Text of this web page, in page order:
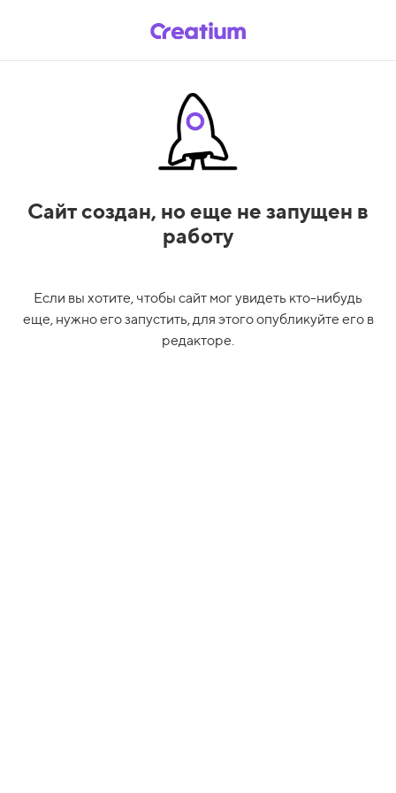
Сайт создан, но еще не запущен в
работу
Если вы хотите, чтобы сайт мог увидеть кто-нибудь
еще, нужно его запустить, для этого опубликуйте его в
редакторе.